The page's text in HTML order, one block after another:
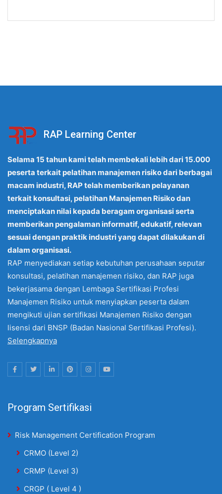
RAP Learning Center
Selama 15 tahun kami telah membekali lebih dari 15.000
peserta terkait pelatihan manajemen risiko dari berbagai
macam industri, RAP telah memberikan pelayanan
terkait konsultasi, pelatihan Manajemen Risiko dan
menciptakan nilai kepada beragam organisasi serta
memberikan pengalaman informatif, edukatif, relevan
sesuai dengan praktik industri yang dapat dilakukan di
dalam organisasi.
RAP menyediakan setiap kebutuhan perusahaan seputar
konsultasi, pelatihan manajemen risiko, dan RAP juga
bekerjasama dengan Lembaga Sertifikasi Profesi
Manajemen Risiko untuk menyiapkan peserta dalam
mengikuti ujian sertifikasi Manajemen Risiko dengan
lisensi dari BNSP (Badan Nasional Sertifikasi Profesi).
Selengkapnya
Program Sertifikasi
Risk Management Certification Program
CRMO (Level 2)
CRMP (Level 3)
CRGP ( Level 4 )